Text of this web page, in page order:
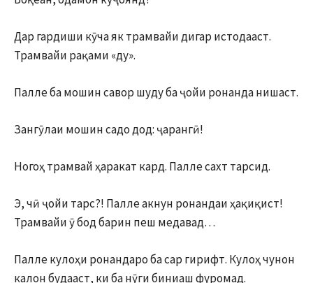
Дар гардиши кӯча як трамвайи дигар истодааст.
Трамвайи рақами «ду».
Палле ба мошин савор шуду ба ҷойи ронанда нишаст.
Зангӯлаи мошин садо дод: ҷарангӣ!
Ногоҳ трамвай ҳаракат кард. Палле сахт тарсид.
Э, чӣ ҷойи тарс?! Палле акнун ронандаи ҳақиқист!
Трамвайи ӯ бод барин пеш медавад…
Палле кулоҳи ронандаро ба сар гирифт. Кулоҳ чунон
калон будааст, ки ба нӯги биниаш фуромад.